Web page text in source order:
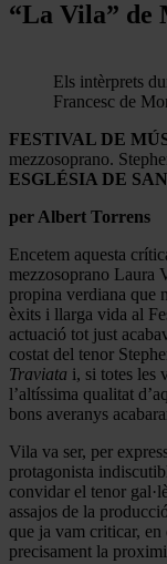
“La Vila” de
Els intèrprets
Francesc de
FESTIVAL DE
mezzosoprano.
ESGLÉSIA DE
per Albert Torrens
Encetem aquesta
mezzosoprano Laura
propina verdiana que
èxits i llarga vida al
actuació tot just
costat del tenor
Traviata i, si totes les
l’altíssima qualitat
bons averanys
Vila va ser, per
protagonista
convidar el tenor
assajos de la
que ja vam criticar, en
precisament la